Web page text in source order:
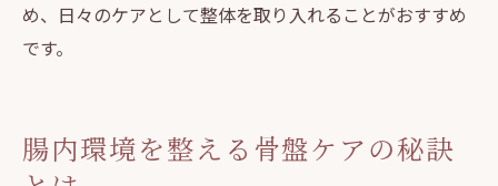
め、日々のケアとして整体を取り入れることがおすすめ
です。
腸内環境を整える骨盤ケアの秘訣